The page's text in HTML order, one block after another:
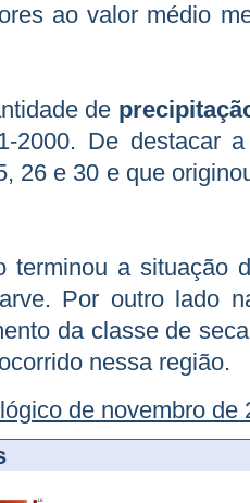
ao valor médio
de
2000. De destacar
26 e 30 e que
terminou a situação
Por outro lado
da classe de
nessa região.
de novembro de